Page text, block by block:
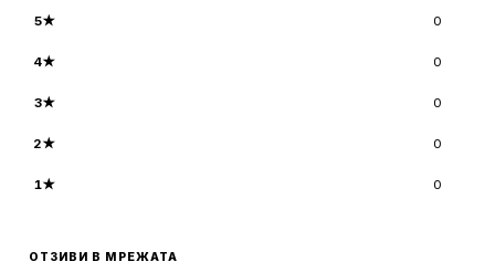
5★ 0
4★ 0
3★ 0
2★ 0
1★ 0
ОТЗИВИ В МРЕЖАТА